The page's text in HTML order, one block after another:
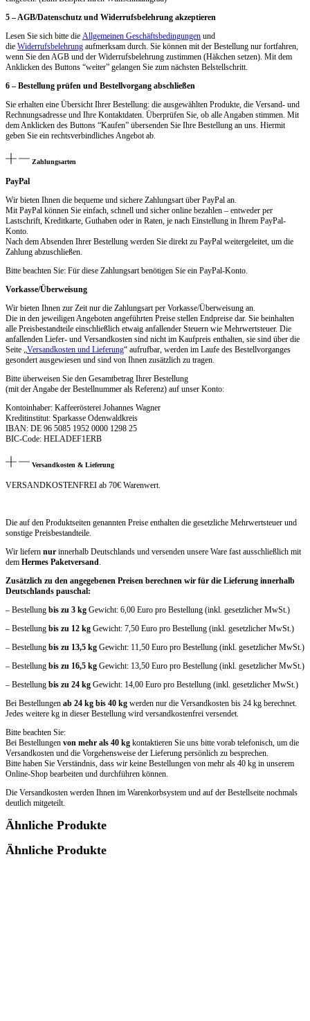
5 – AGB/Datenschutz und Widerrufsbelehrung akzeptieren
Lesen Sie sich bitte die Allgemeinen Geschäftsbedingungen und
die Widerrufsbelehrung aufmerksam durch. Sie können mit der Bestellung nur fortfahren,
wenn Sie den AGB und der Widerrufsbelehrung zustimmen (Häkchen setzen). Mit dem
Anklicken des Buttons “weiter” gelangen Sie zum nächsten Belstellschritt.
6 – Bestellung prüfen und Bestellvorgang abschließen
Sie erhalten eine Übersicht Ihrer Bestellung: die ausgewählten Produkte, die Versand- und
Rechnungsadresse und Ihre Kontaktdaten. Überprüfen Sie, ob alle Angaben stimmen. Mit
dem Anklicken des Buttons “Kaufen” übersenden Sie Ihre Bestellung an uns. Hiermit
geben Sie ein rechtsverbindliches Angebot ab.
Zahlungsarten
PayPal
Wir bieten Ihnen die bequeme und sichere Zahlungsart über PayPal an.
Mit PayPal können Sie einfach, schnell und sicher online bezahlen – entweder per
Lastschrift, Kreditkarte, Guthaben oder in Raten, je nach Einstellung in Ihrem PayPal-
Konto.
Nach dem Absenden Ihrer Bestellung werden Sie direkt zu PayPal weitergeleitet, um die
Zahlung abzuschließen.
Bitte beachten Sie: Für diese Zahlungsart benötigen Sie ein PayPal-Konto.
Vorkasse/Überweisung
Wir bieten Ihnen zur Zeit nur die Zahlungsart per Vorkasse/Überweisung an.
Die in den jeweiligen Angeboten angeführten Preise stellen Endpreise dar. Sie beinhalten
alle Preisbestandteile einschließlich etwaig anfallender Steuern wie Mehrwertsteuer. Die
anfallenden Liefer- und Versandkosten sind nicht im Kaufpreis enthalten, sie sind über die
Seite „Versandkosten und Lieferung“ aufrufbar, werden im Laufe des Bestellvorganges
gesondert ausgewiesen und sind von Ihnen zusätzlich zu tragen.
Bitte überweisen Sie den Gesamtbetrag Ihrer Bestellung
(mit der Angabe der Bestellnummer als Referenz) auf unser Konto:
Kontoinhaber: Kaffeerösterei Johannes Wagner
Kreditinstitut: Sparkasse Odenwaldkreis
IBAN: DE 96 5085 1952 0000 1298 25
BIC-Code: HELADEF1ERB
Versandkosten & Lieferung
VERSANDKOSTENFREI ab 70€ Warenwert.
Die auf den Produktseiten genannten Preise enthalten die gesetzliche Mehrwertsteuer und
sonstige Preisbestandteile.
Wir liefern nur innerhalb Deutschlands und versenden unsere Ware fast ausschließlich mit
dem Hermes Paketversand
Zusätzlich zu den angegebenen Preisen berechnen wir für die Lieferung innerhalb
Deutschlands pauschal:
– Bestellung bis zu 3 kg Gewicht: 6,00 Euro pro Bestellung (inkl. gesetzlicher MwSt.)
– Bestellung bis zu 12 kg Gewicht: 7,50 Euro pro Bestellung (inkl. gesetzlicher MwSt.)
– Bestellung bis zu 13,5 kg Gewicht: 11,50 Euro pro Bestellung (inkl. gesetzlicher MwSt.)
– Bestellung bis zu 16,5 kg Gewicht: 13,50 Euro pro Bestellung (inkl. gesetzlicher MwSt.)
– Bestellung bis zu 24 kg Gewicht: 14,00 Euro pro Bestellung (inkl. gesetzlicher MwSt.)
Bei Bestellungen ab 24 kg bis 40 kg werden nur die Versandkosten bis 24 kg berechnet.
Jedes weitere kg in dieser Bestellung wird versandkostenfrei versendet.
Bitte beachten Sie:
Bei Bestellungen von mehr als 40 kg kontaktieren Sie uns bitte vorab telefonisch, um die
Versandkosten und die Vorgehensweise der Lieferung persönlich zu besprechen.
Bitte haben Sie Verständnis, dass wir keine Bestellungen von mehr als 40 kg in unserem
Online-Shop bearbeiten und durchführen können.
Die Versandkosten werden Ihnen im Warenkorbsystem und auf der Bestellseite nochmals
deutlich mitgeteilt.
Ähnliche Produkte
Ähnliche Produkte